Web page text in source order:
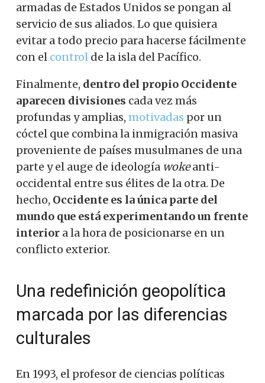
armadas de Estados Unidos se pongan al
servicio de sus aliados. Lo que quisiera
evitar a todo precio para hacerse fácilmente
con el control de la isla del Pacífico.
Finalmente, dentro del propio Occidente
aparecen divisiones cada vez más
profundas y amplias, motivadas por un
cóctel que combina la inmigración masiva
proveniente de países musulmanes de una
parte y el auge de ideología wokeanti-
occidental entre sus élites de la otra. De
hecho, Occidente es la única parte del
mundo que está experimentando un frente
interior a la hora de posicionarse en un
conflicto exterior.
Una redefinición geopolítica
marcada por las diferencias
culturales
En 1993, el profesor de ciencias políticas